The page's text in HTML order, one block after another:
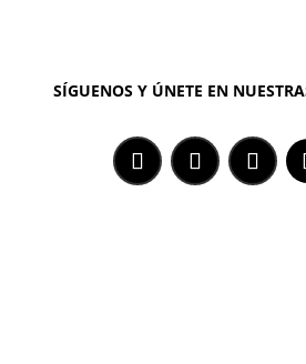
SÍGUENOS Y ÚNETE EN